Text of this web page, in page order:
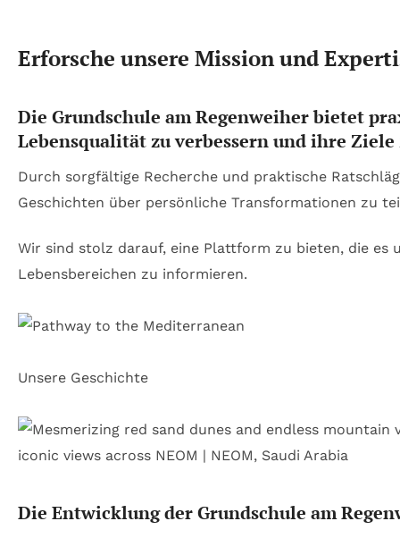
Erforsche unsere Mission und
Die Grundschule am Regenweiher bietet
Lebensqualität zu verbessern und ihre
Durch sorgfältige Recherche und praktische
Geschichten über persönliche Transformationen zu
Wir sind stolz darauf, eine Plattform zu bieten, die es
Lebensbereichen zu informieren.
Unsere Geschichte
Die Entwicklung der Grundschule am